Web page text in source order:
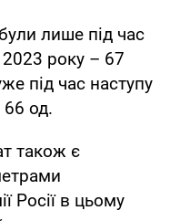
лише під час
року – 67
під час наступу
66 од.
також є
Росії в цьому